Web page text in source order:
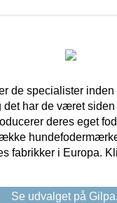
de specialister
det har de været
deres eget
fabrikker i Europa.
Se udvalget på